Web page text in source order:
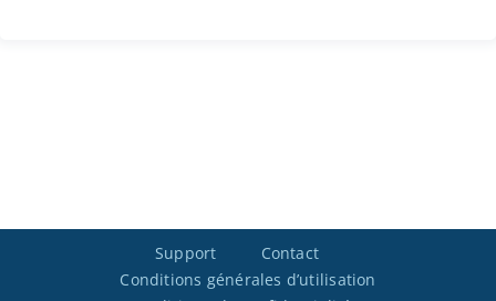
Support
Contact
Conditions générales d’utilisation